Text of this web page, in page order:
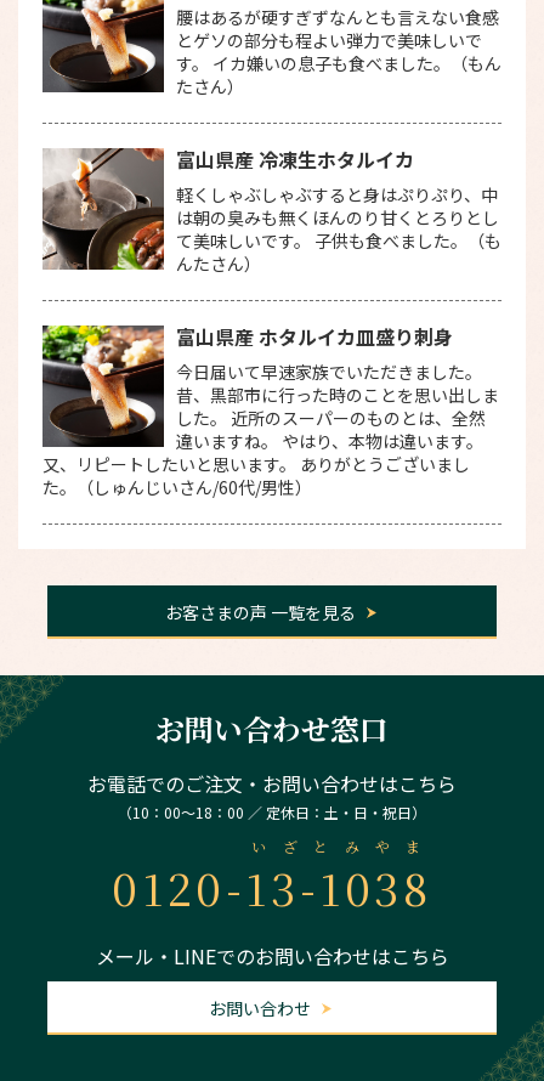
腰はあるが硬すぎずなんとも言えない食感
とゲソの部分も程よい弾力で美味しいで
す。 イカ嫌いの息子も食べました。（もん
たさん）
富山県産 冷凍生ホタルイカ
軽くしゃぶしゃぶすると身はぷりぷり、中
は朝の臭みも無くほんのり甘くとろりとし
て美味しいです。 子供も食べました。（も
んたさん）
富山県産 ホタルイカ皿盛り刺身
今日届いて早速家族でいただきました。
昔、黒部市に行った時のことを思い出しま
した。 近所のスーパーのものとは、全然
違いますね。 やはり、本物は違います。
又、リピートしたいと思います。 ありがとうございまし
た。（しゅんじいさん/60代/男性）
お客さまの声 一覧を見る
お問い合わせ窓口
お電話でのご注文・お問い合わせはこちら
（10：00～18：00 ／ 定休日：土・日・祝日）
0120-13-1038
いざとみやま
メール・LINEでのお問い合わせはこちら
お問い合わせ